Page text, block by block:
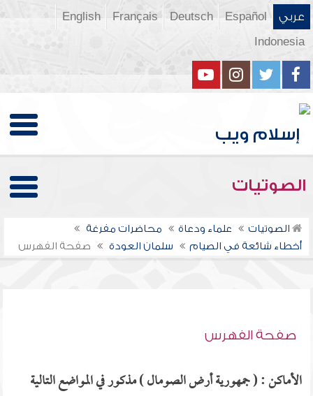
عربي Español
Deutsch
Français
English
Indonesia
الصوتيات
الصوتيات علماء ودعاة
محاضرات مفرغة
أخطاء شائعة في الصيام
سلمان العودة صفحة الفهرس
صفحة الفهرس
الأماكن : ( جمهورية أرض الصومال ) مذكور في المواضع التالية